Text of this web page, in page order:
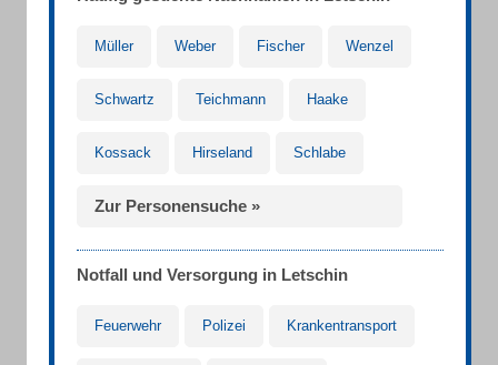
Müller Weber Fischer Wenzel
Schwartz Teichmann Haake
Kossack Hirseland Schlabe
Zur Personensuche »
Notfall und Versorgung in Letschin
Feuerwehr Polizei Krankentransport